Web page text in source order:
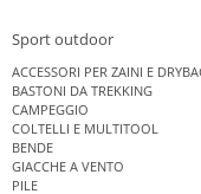
Sport outdoor
ACCESSORI PER ZAINI E
BASTONI DA TREKKING
CAMPEGGIO
COLTELLI E MULTITOOL
BENDE
GIACCHE A VENTO
PILE